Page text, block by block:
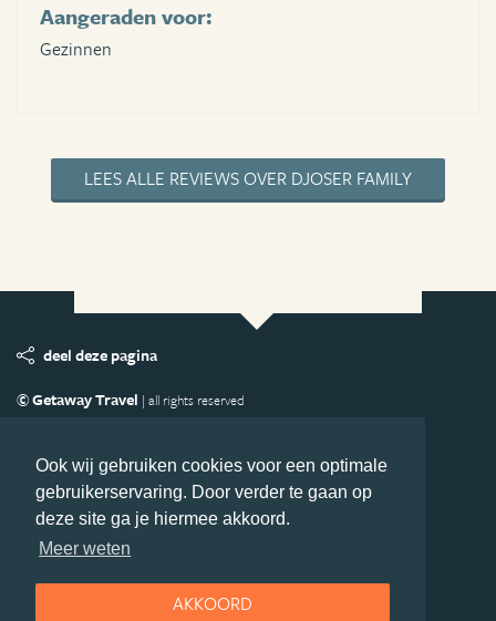
Ook wij gebruiken cookies voor een optimale
gebruikerservaring. Door verder te gaan op
deze site ga je hiermee akkoord.
Meer weten
AKKOORD
Aangeraden voor:
Gezinnen
LEES ALLE REVIEWS OVER DJOSER FAMILY
deel deze pagina
© Getaway Travel | all rights reserved
Copyright
Privacy statement Disclaimer
Cookies
Volg MiddenAmerika.nl
Nieuwsbrief
Facebook